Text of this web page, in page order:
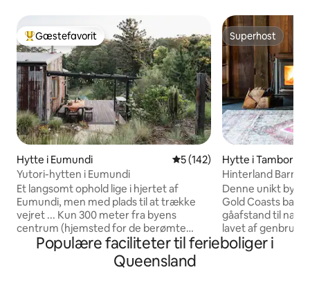
Bedste gæstefavorit
Gæstefavorit
Hytte i Eumundi 5 ud af 5 i gennemsnitlig
5 (142)
Yutori-hytten i Eumundi
Et langsomt ophold lige i hjertet af
Eumundi, men med plads til at trække
vejret ... Kun 300 meter fra byens
centrum (hjemsted for de berømte
Eumundi Markets) og kun en kort 20
minutters køretur til Noosa, men det
ville du aldrig tro. Med udsigt over en
Superhost
Superhost
Hytte i
Hinterland Barn,
restauranter
Denne unikt
Gold Coasts
gåafstand til
lavet af
en 18 hektar stor
grønne græsplæner. Et
Populære faciliteter til ferieboliger i
Queensland